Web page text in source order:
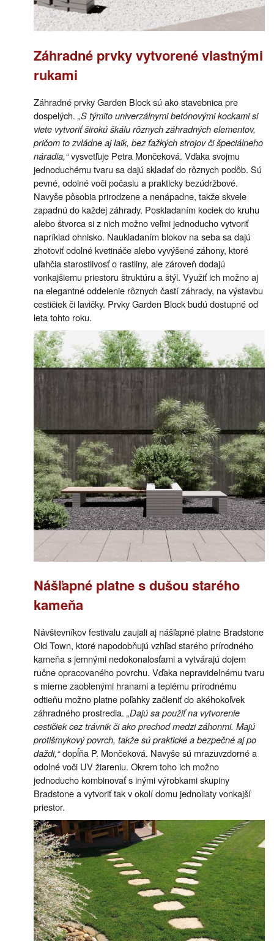
Záhradné prvky vytvorené vlastnými
rukami
Záhradné prvky Garden Block sú ako stavebnica pre
dospelých. „S týmito univerzálnymi betónovými kockami si
viete vytvoriť širokú škálu rôznych záhradných elementov,
pričom to zvládne aj laik, bez ťažkých strojov či špeciálneho
náradia,“vysvetľuje Petra Mončeková. Vďaka svojmu
jednoduchému tvaru sa dajú skladať do rôznych podôb. Sú
pevné, odolné voči počasiu a prakticky bezúdržbové.
Navyše pôsobia prirodzene a nenápadne, takže skvele
zapadnú do každej záhrady. Poskladaním kociek do kruhu
alebo štvorca si z nich možno veľmi jednoducho vytvoriť
napríklad ohnisko. Naukladaním blokov na seba sa dajú
zhotoviť odolné kvetináče alebo vyvýšené záhony, ktoré
uľahčia starostlivosť o rastliny, ale zároveň dodajú
vonkajšiemu priestoru štruktúru a štýl. Využiť ich možno aj
na elegantné oddelenie rôznych častí záhrady, na výstavbu
cestičiek či lavičky. Prvky Garden Block budú dostupné od
leta tohto roku.
Nášľapné platne s dušou starého
kameňa
Návštevníkov festivalu zaujali aj nášľapné platne Bradstone
Old Town, ktoré napodobňujú vzhľad starého prírodného
kameňa s jemnými nedokonalosťami a vytvárajú dojem
ručne opracovaného povrchu. Vďaka nepravidelnému tvaru
s mierne zaoblenými hranami a teplému prírodnému
odtieňu možno platne poľahky začleniť do akéhokoľvek
záhradného prostredia. „Dajú sa použiť na vytvorenie
cestičiek cez trávnik či ako prechod medzi záhonmi. Majú
protišmykový povrch, takže sú praktické a bezpečné aj po
daždi,“dopĺňa P. Mončeková. Navyše sú mrazuvzdorné a
odolné voči UV žiareniu. Okrem toho ich možno
jednoducho kombinovať s inými výrobkami skupiny
Bradstone a vytvoriť tak v okolí domu jednoliaty vonkajší
priestor.